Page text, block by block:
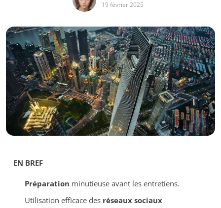
19 février 2025
EN BREF
Préparation minutieuse avant les entretiens.
Utilisation efficace des réseaux sociaux